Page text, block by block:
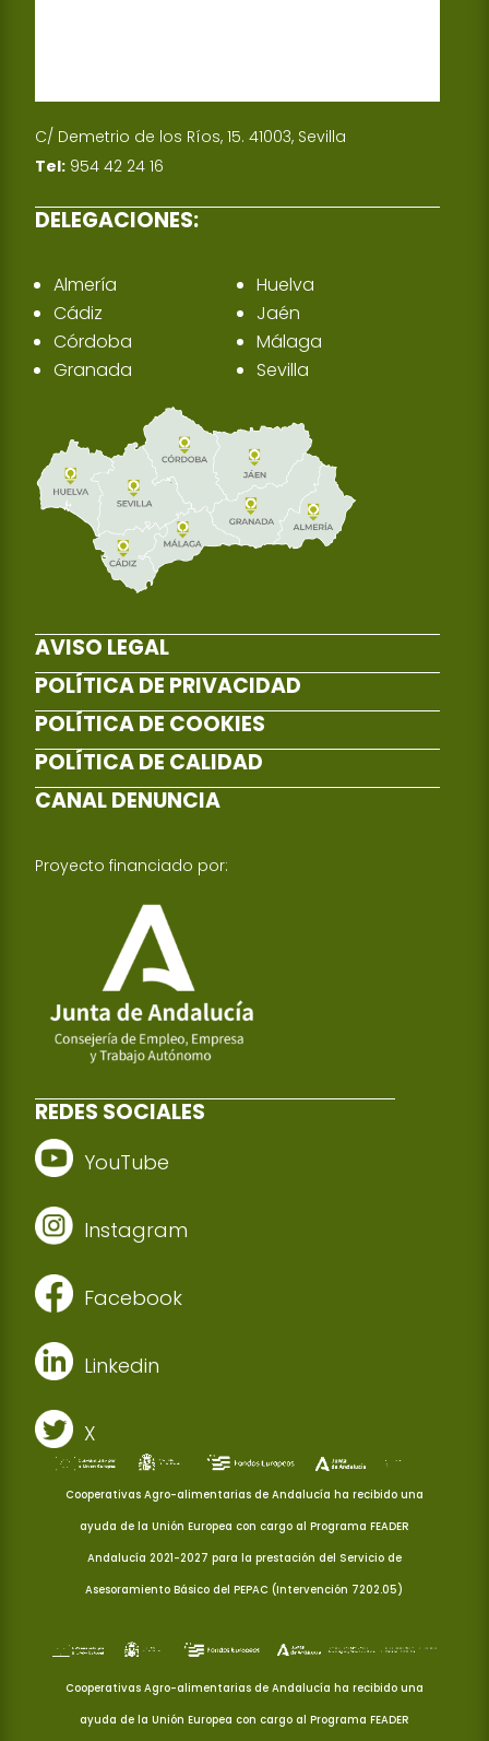
C/ Demetrio de los Ríos, 15. 41003, Sevilla
Tel: 954 42 24 16
DELEGACIONES:
Almería
Cádiz
Córdoba
Granada
Huelva
Jaén
Málaga
Sevilla
AVISO LEGAL
POLÍTICA DE PRIVACIDAD
POLÍTICA DE COOKIES
POLÍTICA DE CALIDAD
CANAL DENUNCIA
Proyecto financiado por:
REDES SOCIALES
YouTube
Instagram
Facebook
Linkedin
X
Cooperativas Agro-alimentarias de Andalucía ha recibido una
ayuda de la Unión Europea con cargo al Programa FEADER
Andalucía 2021-2027 para la prestación del Servicio de
Asesoramiento Básico del PEPAC (Intervención 7202.05)
Cooperativas Agro-alimentarias de Andalucía ha recibido una
ayuda de la Unión Europea con cargo al Programa FEADER